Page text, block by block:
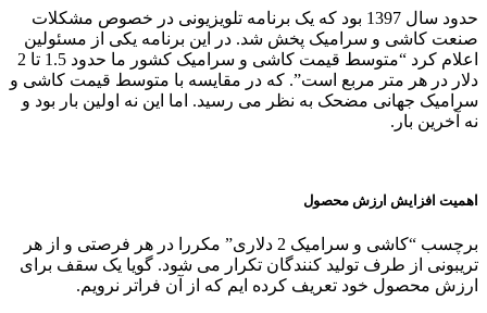
حدود سال 1397 بود که یک برنامه تلویزیونی در خصوص مشکلات
صنعت کاشی و سرامیک پخش شد. در این برنامه یکی از مسئولین
اعلام کرد “متوسط قیمت کاشی و سرامیک کشور ما حدود 1.5 تا 2
دلار در هر متر مربع است”. که در مقایسه با متوسط قیمت کاشی و
سرامیک جهانی مضحک به نظر می رسید. اما این نه اولین بار بود و
نه آخرین بار.
اهمیت افزایش ارزش محصول
برچسب “کاشی و سرامیک 2 دلاری” مکررا در هر فرصتی و از هر
تریبونی از طرف تولید کنندگان تکرار می شود. گویا یک سقف برای
ارزش محصول خود تعریف کرده ایم که از آن فراتر نرویم.